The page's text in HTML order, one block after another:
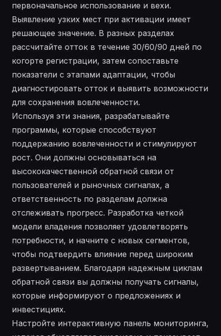
первоначальное использование и вехи.
Выявление узких мест при активации имеет
решающее значение. В разных разделах
рассчитайте отток в течение 30/60/90 дней по
когорте регистрации, затем сопоставьте
показатели с этапами адаптации, чтобы
диагностировать отток и выявить возможности
для сохранения вовлеченности.
Используя эти знания, разрабатывайте
программы, которые способствуют
поддержанию вовлеченности и стимулируют
рост. Они должны основываться на
высококачественной обратной связи от
пользователей и рыночных сигналах, а
ответственность по разделам должна
отслеживать прогресс. Разработка четкой
модели владения позволяет удовлетворять
потребности, и начните с новых сегментов,
чтобы подтвердить влияние перед широким
развертыванием. Благодаря надежным циклам
обратной связи вы должны получать сигналы,
которые информируют о предложениях и
инвестициях.
Настройте интерактивную панель мониторинга,